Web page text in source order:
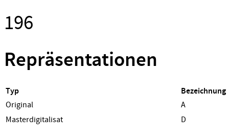
196
Repräsentationen
Typ Bezeichnung
Original
A
Masterdigitalisat
D